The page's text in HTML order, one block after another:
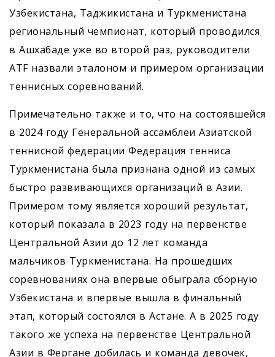
Узбекистана, Таджикистана и Туркменистана
региональный чемпионат, который проводился
в Ашхабаде уже во второй раз, руководители
ATF назвали эталоном и примером организации
теннисных соревнований.
Примечательно также и то, что на состоявшейся
в 2024 году Генеральной ассамблеи Азиатской
теннисной федерации Федерация тенниса
Туркменистана была признана одной из самых
быстро развивающихся организаций в Азии.
Примером тому является хороший результат,
который показала в 2023 году на первенстве
Центральной Азии до 12 лет команда
мальчиков Туркменистана. На прошедших
соревнованиях она впервые обыграла сборную
Узбекистана и впервые вышла в финальный
этап, который состоялся в Астане. А в 2025 году
такого же успеха на первенстве Центральной
Азии в Фергане добилась и команда девочек,